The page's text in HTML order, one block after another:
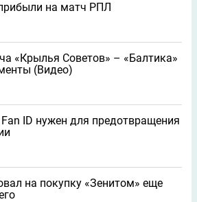
на матч РПЛ
«Крылья Советов» – «Балтика»
(Видео)
ID нужен для предотвращения
на покупку «Зенитом» еще